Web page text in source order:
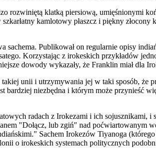
rozwiniętą klatką piersiową, umięśnionymi
kamlotowy płaszcz i piękny złocony
sachema. Publikował on regularnie opisy
Korzystając z irokeskich przykładów
dowody wykazały, że Franklin miał dla
unii i utrzymywania jej w taki sposób, że
niezbędna i którym może przynieść
radach z Irokezami i ich sojusznikami,
"Dołącz, lub zgiń" nad poćwiartowanym
Sachem Irokezów Tiyanoga
o irokeskich systemach politycznych po